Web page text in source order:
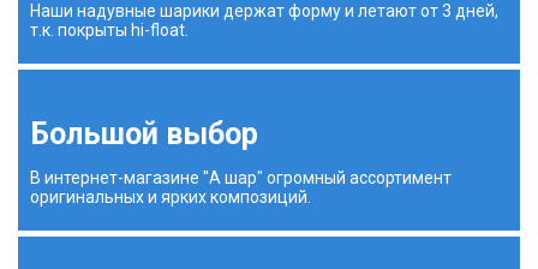
Наши надувные шарики держат форму и летают от 3 дней,
т.к. покрыты hi-float.
Большой выбор
В интернет-магазине "А шар" огромный ассортимент
оригинальных и ярких композиций.